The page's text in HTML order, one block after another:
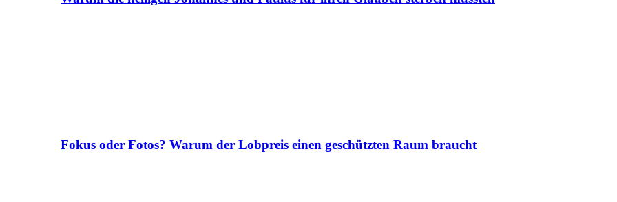
Fokus oder Fotos? Warum der Lobpreis einen geschützten Raum braucht